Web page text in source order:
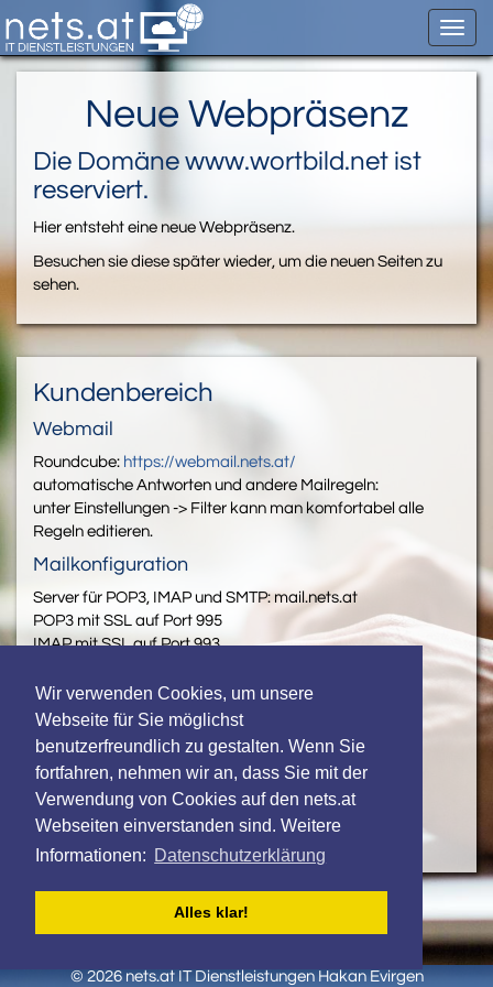
Wir verwenden Cookies, um unsere
Webseite für Sie möglichst
benutzerfreundlich zu gestalten. Wenn Sie
fortfahren, nehmen wir an, dass Sie mit der
Verwendung von Cookies auf den nets.at
Webseiten einverstanden sind. Weitere
Informationen: Datenschutzerklärung
Alles klar!
Neue Webpräsenz
Die Domäne www.wortbild.net ist
reserviert.
Hier entsteht eine neue Webpräsenz.
Besuchen sie diese später wieder, um die neuen Seiten zu
sehen.
Kundenbereich
Webmail
Roundcube: https://webmail.nets.at/
automatische Antworten und andere Mailregeln:
unter Einstellungen -> Filter kann man komfortabel alle
Regeln editieren.
Mailkonfiguration
Server für POP3, IMAP und SMTP: mail.nets.at
POP3 mit SSL auf Port 995
IMAP mit SSL auf Port 993
Online Speicher und Kollaboration / Cloud
https://cloud.nets.at/
Administration
phpMyAdmin: https://phpMyAdmin.nets.at/
In Vorbereitung: Maillisten- und Newslettermanager
© 2026 nets.at IT Dienstleistungen Hakan Evirgen